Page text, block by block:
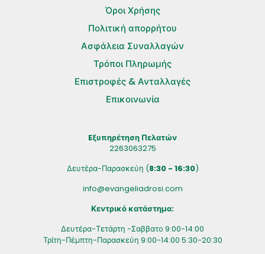
Όροι Χρήσης
Πολιτική απορρήτου
Ασφάλεια Συναλλαγών
Τρόποι Πληρωμής
Επιστροφές & Ανταλλαγές
Επικοινωνία
Eξυπηρέτηση Πελατών
2263063275
Δευτέρα-Παρασκεύη (8:30 - 16:30)
info@evangeliadrosi.com
Κεντρικό κατάστημα:
Δευτέρα-Τετάρτη -Σαββατο 9:00-14:00
Τρίτη-Πέμπτη-Παρασκεύη 9:00-14:00 5:30-20:30